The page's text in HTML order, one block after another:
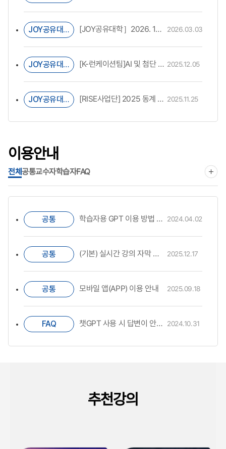
JOY공유대학 [JOY공유대학］2026. 1학기 JOY공유대학 수강 안내 2026.03.03
JOY공유대학 [K-런케이션팀]AI 및 첨단 기술 기반 STEM 교육 글로벌 이너셔티브 개최 안내 및 홍보 협조 요청 2025.12.05
JOY공유대학 [RISE사업단] 2025 동계 글로벌 런케이션 브랜딩 캠프 참가자 모집 2025.11.25
이용안내
전체공통교수자학습자FAQ
공통 학습자용 GPT 이용 방법 - Wise Connect Share(AI 지식 협업 서비스) 매뉴얼 2024.04.02
공통 (기본) 실시간 강의 자막 번역 TransLive_ 교수자, 학습자 매뉴얼 2025.12.17
공통 모바일 앱(APP) 이용 안내 2025.09.18
FAQ 챗GPT 사용 시 답변이 안보이는 경우 2024.10.31
추천강의